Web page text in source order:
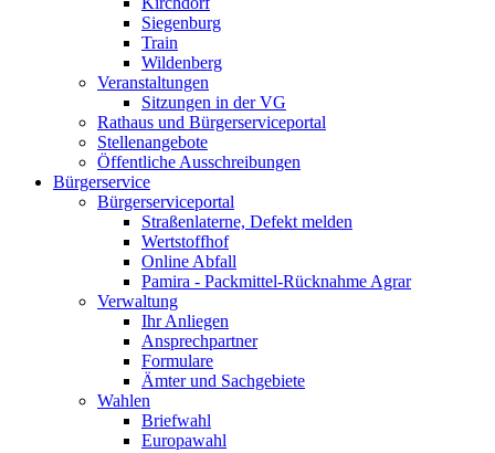
Siegenburg
Train
Wildenberg
Veranstaltungen
Sitzungen in der VG
Rathaus und Bürgerserviceportal
Stellenangebote
Öffentliche Ausschreibungen
Bürgerservice
Bürgerserviceportal
Straßenlaterne, Defekt melden
Wertstoffhof
Online Abfall
Pamira - Packmittel-Rücknahme Agrar
Verwaltung
Ihr Anliegen
Ansprechpartner
Formulare
Ämter und Sachgebiete
Wahlen
Briefwahl
Europawahl